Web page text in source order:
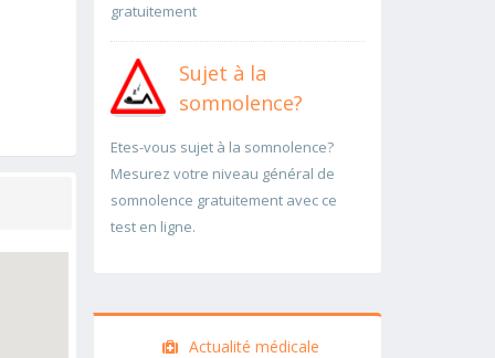
gratuitement
Sujet à la
somnolence?
Etes-vous sujet à la somnolence?
Mesurez votre niveau général de
somnolence gratuitement avec ce
test en ligne.
Actualité médicale